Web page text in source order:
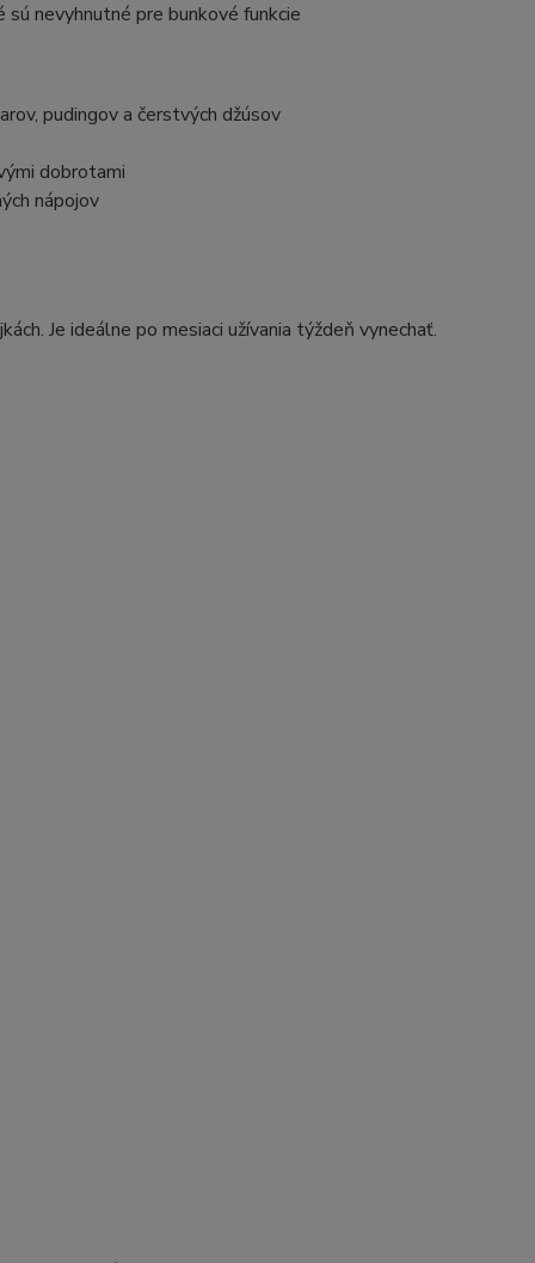
nevyhnutné pre bunkové funkcie
pudingov a čerstvých džúsov
dobrotami
nápojov
Je ideálne po mesiaci užívania týždeň vynechať.